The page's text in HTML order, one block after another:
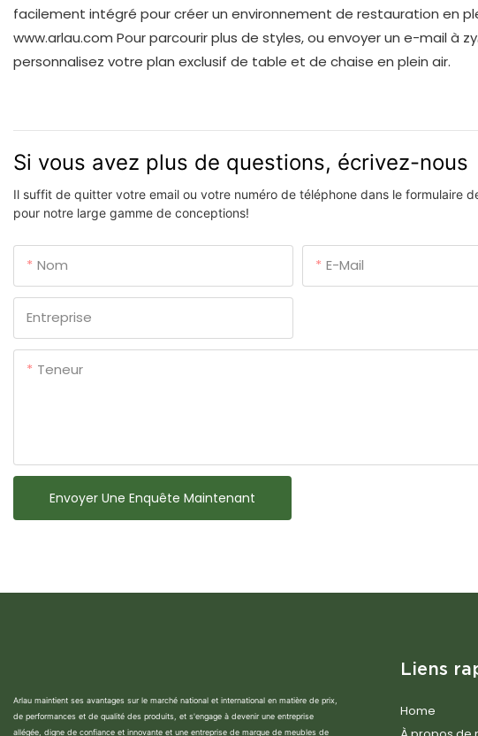
facilement intégré pour créer un environnement de restauration en
www.arlau.com Pour parcourir plus de styles, ou envoyer un e-mail à
personnalisez votre plan exclusif de table et de chaise en plein air.
Si vous avez plus de questions, écrivez-nous
Il suffit de quitter votre email ou votre numéro de téléphone dans le formulaire
pour notre large gamme de conceptions!
Nom E-Mail
Entreprise
Teneur
Envoyer Une Enquête Maintenant
Arlau maintient ses avantages sur le marché national et international en matière de prix,
de performances et de qualité des produits, et s'engage à devenir une entreprise
allégée, digne de confiance et innovante et une entreprise de marque de meubles de
Liens
Home